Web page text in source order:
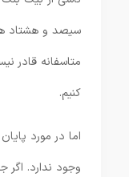
سیصد و هشتاد
متاسفانه قادر
کنیم.
اما در مورد
وجود ندارد.